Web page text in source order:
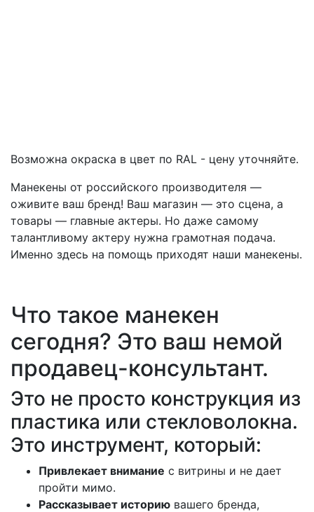
Возможна окраска в цвет по RAL - цену уточняйте.
Манекены от российского производителя —
оживите ваш бренд! Ваш магазин — это сцена, а
товары — главные актеры. Но даже самому
талантливому актеру нужна грамотная подача.
Именно здесь на помощь приходят наши манекены.
Что такое манекен
сегодня? Это ваш немой
продавец-консультант.
Это не просто конструкция из
пластика или стекловолокна.
Это инструмент, который:
Привлекает внимание с витрины и не дает
пройти мимо.
Рассказывает историю вашего бренда,